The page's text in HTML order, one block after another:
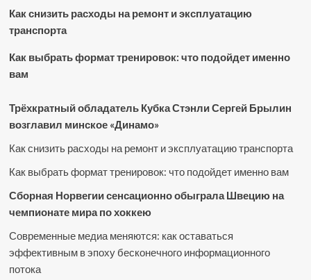
Как снизить расходы на ремонт и эксплуатацию
транспорта
Как выбрать формат тренировок: что подойдет именно
вам
Трёхкратный обладатель Кубка Стэнли Сергей Брылин
возглавил минское «Динамо»
Как снизить расходы на ремонт и эксплуатацию транспорта
Как выбрать формат тренировок: что подойдет именно вам
Сборная Норвегии сенсационно обыграла Швецию на
чемпионате мира по хоккею
Современные медиа меняются: как оставаться
эффективным в эпоху бесконечного информационного
потока